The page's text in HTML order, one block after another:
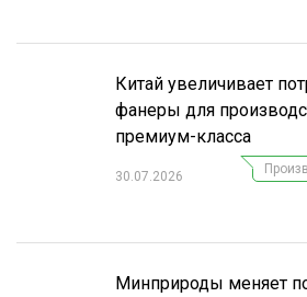
Китай увеличивает
фанеры для
премиум-класса
30.07.2026
Минприроды меняет